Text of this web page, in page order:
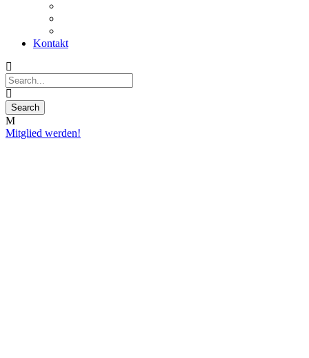
Kontakt
Mitglied werden!